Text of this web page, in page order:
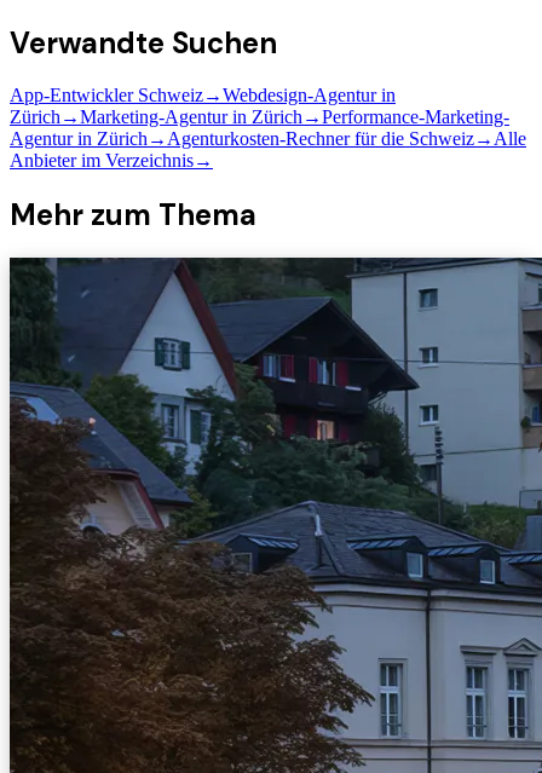
Verwandte Suchen
App-Entwickler Schweiz→Webdesign-Agentur in
Zürich→Marketing-Agentur in Zürich→Performance-Marketing-
Agentur in Zürich→Agenturkosten-Rechner für die Schweiz→Alle
Anbieter im Verzeichnis→
Mehr zum Thema